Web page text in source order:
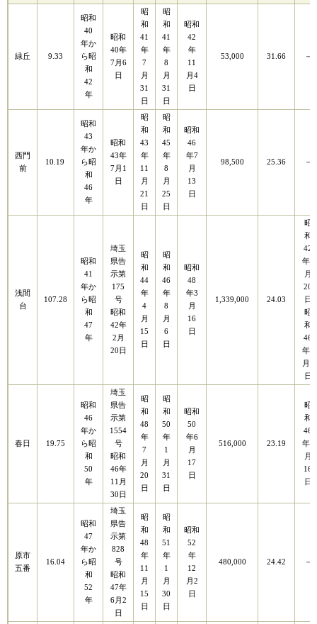
緑丘 9.33
昭和
40
年か
ら昭
和
42
年
昭和
40年
7月6
日
昭
和
41
年
7
月
31
日
昭
和
41
年
8
月
31
日
昭和
42
年
11
月4
日
53,000 31.66 －
西門
前
10.19
昭和
43
年か
ら昭
和
46
年
昭和
43年
7月1
日
昭
和
43
年
11
月
21
日
昭
和
45
年
8
月
25
日
昭和
46
年7
月
13
日
98,500 25.36 －
浅間
台
107.28
昭和
41
年か
ら昭
和
47
年
埼玉
県告
示第
175
号
昭和
42年
2月
20日
昭
和
44
年
4
月
15
日
昭
和
46
年
8
月
6
日
昭和
48
年3
月
16
日
1,339,000 24.03
昭
和
42
年2
月
20
日
昭
和
46
年6
月8
日
春日 19.75
昭和
46
年か
ら昭
和
50
年
埼玉
県告
示第
1554
号
昭和
46年
11月
30日
昭
和
48
年
7
月
20
日
昭
和
50
年
1
月
31
日
昭和
50
年6
月
17
日
516,000 23.19
昭
和
46
年9
月
16
日
原市
五番
16.04
昭和
47
年か
ら昭
和
52
年
埼玉
県告
示第
828
号
昭和
47年
6月2
日
昭
和
48
年
11
月
15
日
昭
和
51
年
1
月
30
日
昭和
52
年
12
月2
日
480,000 24.42 －